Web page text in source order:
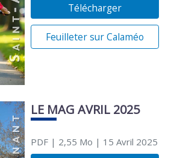
Télécharger
Feuilleter sur Calaméo
LE MAG AVRIL 2025
PDF| 2,55 Mo | 15 Avril 2025